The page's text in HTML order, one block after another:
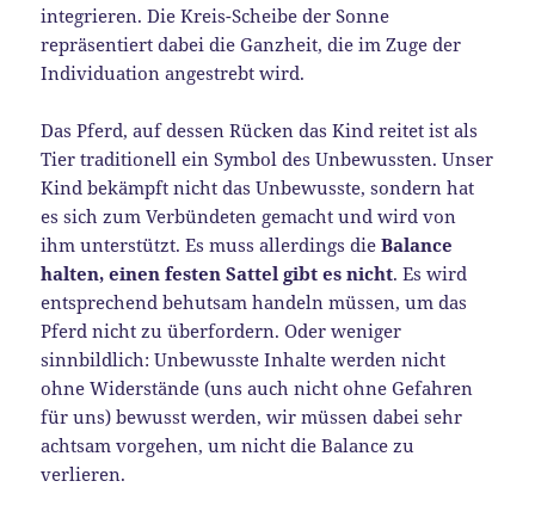
integrieren. Die Kreis-Scheibe der Sonne
repräsentiert dabei die Ganzheit, die im Zuge der
Individuation angestrebt wird.
Das Pferd, auf dessen Rücken das Kind reitet ist als
Tier traditionell ein Symbol des Unbewussten. Unser
Kind bekämpft nicht das Unbewusste, sondern hat
es sich zum Verbündeten gemacht und wird von
ihm unterstützt. Es muss allerdings dieBalance
halten, einen festen Sattel gibt es nicht. Es wird
entsprechend behutsam handeln müssen, um das
Pferd nicht zu überfordern. Oder weniger
sinnbildlich: Unbewusste Inhalte werden nicht
ohne Widerstände (uns auch nicht ohne Gefahren
für uns) bewusst werden, wir müssen dabei sehr
achtsam vorgehen, um nicht die Balance zu
verlieren.